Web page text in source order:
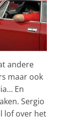
andere
maar ook
En
Sergio
lof over het